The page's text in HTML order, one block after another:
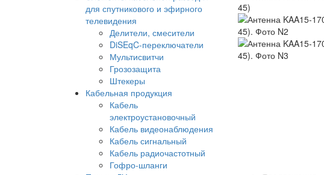
для спутникового и эфирного
телевидения
Делители, смесители
DiSEqC-переключатели
Мультисвитчи
Грозозащита
Штекеры
Кабельная продукция
Кабель
электроустановочный
Кабель видеонаблюдения
Кабель сигнальный
Кабель радиочастотный
Гофро-шланги